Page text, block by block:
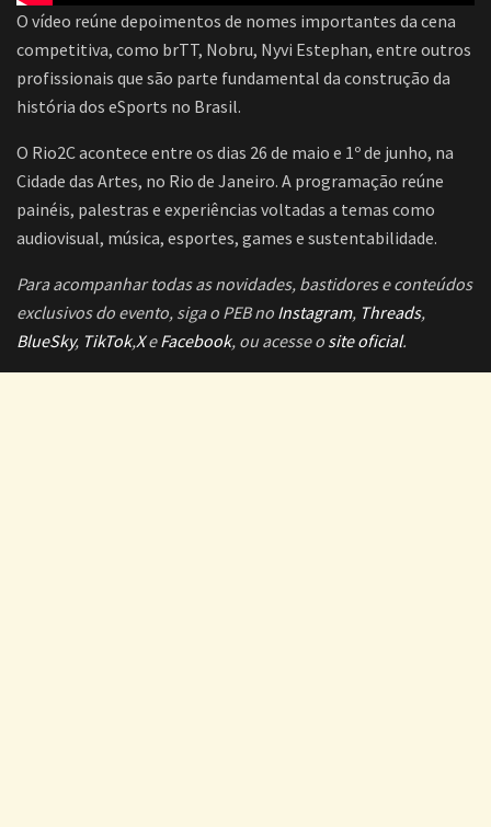
O vídeo reúne depoimentos de nomes importantes da cena
competitiva, como brTT, Nobru, Nyvi Estephan, entre outros
profissionais que são parte fundamental da construção da
história dos eSports no Brasil.
O Rio2C acontece entre os dias 26 de maio e 1º de junho, na
Cidade das Artes, no Rio de Janeiro. A programação reúne
painéis, palestras e experiências voltadas a temas como
audiovisual, música, esportes, games e sustentabilidade.
Para acompanhar todas as novidades, bastidores e conteúdos
exclusivos do evento, siga o PEB no Instagram, Threads,
BlueSky, TikTok,XeFacebook, ou acesse o site oficial.